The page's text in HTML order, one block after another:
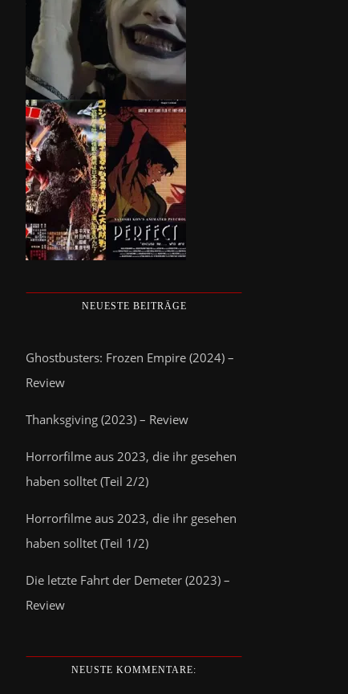
NEUESTE BEITRÄGE
Ghostbusters: Frozen Empire (2024) –
Review
Thanksgiving (2023) – Review
Horrorfilme aus 2023, die ihr gesehen
haben solltet (Teil 2/2)
Horrorfilme aus 2023, die ihr gesehen
haben solltet (Teil 1/2)
Die letzte Fahrt der Demeter (2023) –
Review
NEUSTE KOMMENTARE: